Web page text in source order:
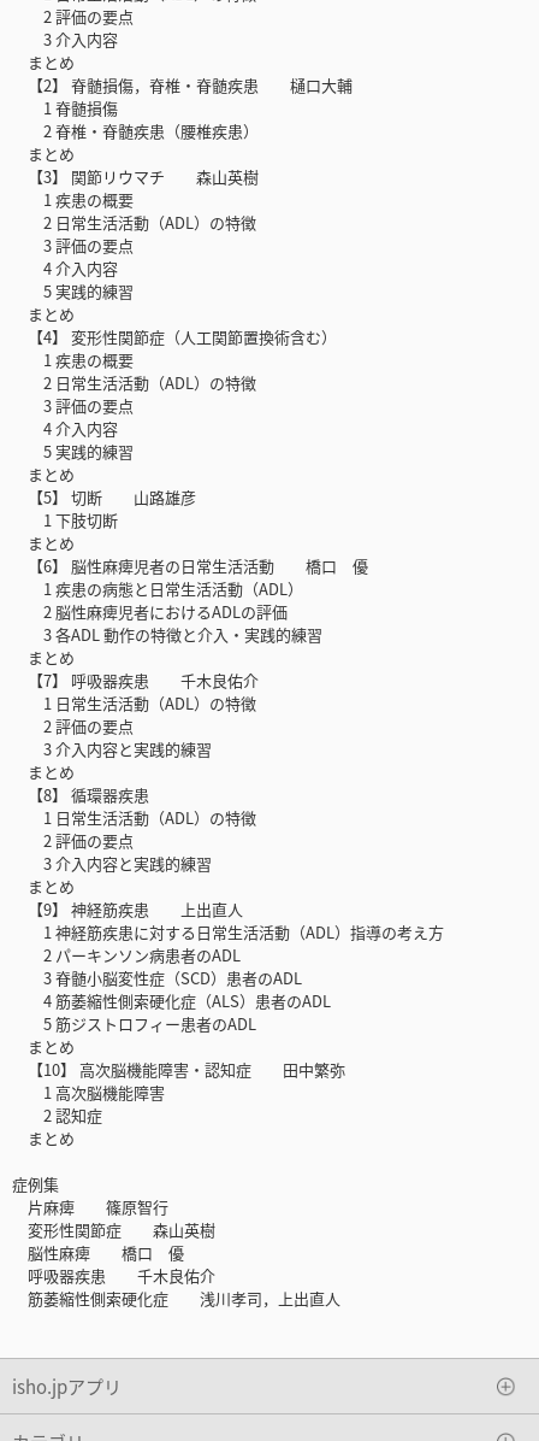
2 評価の要点
3 介入内容
まとめ
【2】 脊髄損傷，脊椎・脊髄疾患 樋口大輔
1 脊髄損傷
2 脊椎・脊髄疾患（腰椎疾患）
まとめ
【3】 関節リウマチ 森山英樹
1 疾患の概要
2 日常生活活動（ADL）の特徴
3 評価の要点
4 介入内容
5 実践的練習
まとめ
【4】 変形性関節症（人工関節置換術含む）
1 疾患の概要
2 日常生活活動（ADL）の特徴
3 評価の要点
4 介入内容
5 実践的練習
まとめ
【5】 切断 山路雄彦
1 下肢切断
まとめ
【6】 脳性麻痺児者の日常生活活動 橋口 優
1 疾患の病態と日常生活活動（ADL）
2 脳性麻痺児者におけるADLの評価
3 各ADL 動作の特徴と介入・実践的練習
まとめ
【7】 呼吸器疾患 千木良佑介
1 日常生活活動（ADL）の特徴
2 評価の要点
3 介入内容と実践的練習
まとめ
【8】 循環器疾患
1 日常生活活動（ADL）の特徴
2 評価の要点
3 介入内容と実践的練習
まとめ
【9】 神経筋疾患 上出直人
1 神経筋疾患に対する日常生活活動（ADL）指導の考え方
2 パーキンソン病患者のADL
3 脊髄小脳変性症（SCD）患者のADL
4 筋萎縮性側索硬化症（ALS）患者のADL
5 筋ジストロフィー患者のADL
まとめ
【10】 高次脳機能障害・認知症 田中繁弥
1 高次脳機能障害
2 認知症
まとめ
症例集
片麻痺 篠原智行
変形性関節症 森山英樹
脳性麻痺 橋口 優
呼吸器疾患 千木良佑介
筋萎縮性側索硬化症 浅川孝司，上出直人
isho.jpアプリ